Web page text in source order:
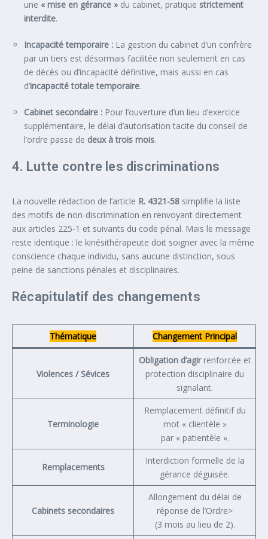
une « mise en gérance » du cabinet, pratique strictement
interdite.
Incapacité temporaire : La gestion du cabinet d’un confrère
par un tiers est désormais facilitée non seulement en cas
de décès ou d’incapacité définitive, mais aussi en cas
d’incapacité totale temporaire.
Cabinet secondaire : Pour l’ouverture d’un lieu d’exercice
supplémentaire, le délai d’autorisation tacite du conseil de
l’ordre passe de deux à trois mois.
4. Lutte contre les discriminations
La nouvelle rédaction de l’article R. 4321-58 simplifie la liste
des motifs de non-discrimination en renvoyant directement
aux articles 225-1 et suivants du code pénal. Mais le message
reste identique : le kinésithérapeute doit soigner avec la même
conscience chaque individu, sans aucune distinction, sous
peine de sanctions pénales et disciplinaires.
Récapitulatif des changements
Thématique Changement Principal
Violences / Sévices
Obligation d’agirrenforcée et
protection disciplinaire du
signalant.
Terminologie
Remplacement définitif du
mot « clientèle »
par « patientèle ».
Remplacements
Interdiction formelle de la
gérance déguisée.
Cabinets secondaires
Allongement du délai de
réponse de l’Ordre>
(3 mois au lieu de 2).